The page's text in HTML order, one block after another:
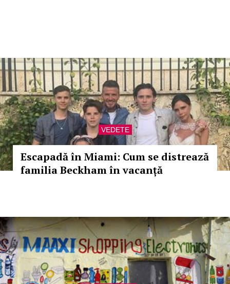
VEDETE
Escapadă în Miami: Cum se distrează
familia Beckham în vacanță